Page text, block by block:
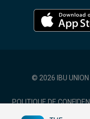
© 2026 IBU UNION
POLITIQUE DE